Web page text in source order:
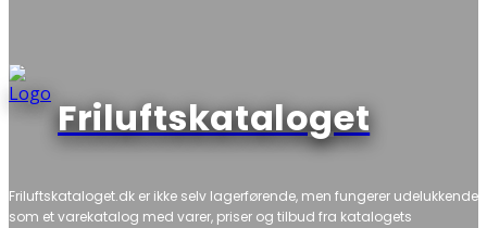
Friluftskataloget
Friluftskataloget.dk er ikke selv lagerførende, men fungerer udelukkende
som et varekatalog med varer, priser og tilbud fra katalogets